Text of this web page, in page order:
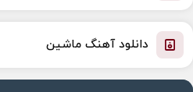
دانلود آهنگ ماشین